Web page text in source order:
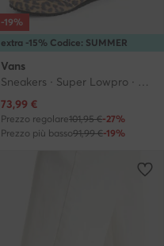
extra -15% Codice: SUMMER
-19%
Vans
Sneakers · Super Lowpro · Marrone
Prezzo attuale
73,99 €
Prezzo regolare101,95 €-27%
Prezzo più basso91,99 €-19%